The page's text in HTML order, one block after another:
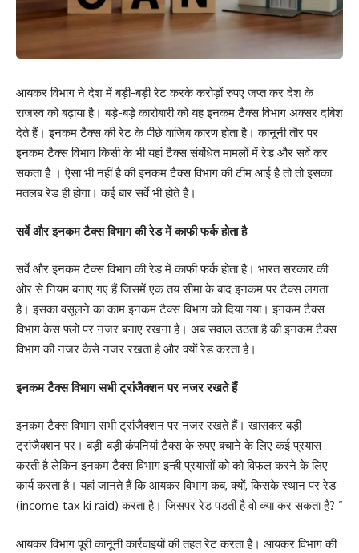
आयकर विभाग ने देश में बड़ी-बड़ी रेट करके करोड़ों रुपए जप्त कर देश के
राजस्व को बढ़ाया है। बड़े-बड़े कारोबारी को यह इनकम टैक्स विभाग अक्सर दबिश
देते हैं। इनकम टैक्स की रेट के पीछे वाजिब कारण होता है। कानूनी तौर पर
इनकम टैक्स विभाग किसी के भी यहां टैक्स संबंधित मामलों में रेड और सर्वे कर
सकता है । ऐसा भी नहीं है की इनकम टैक्स विभाग की टीम आई है तो तो इसका
मतलब रेड ही होगा। कई बार सर्वे भी होते हैं।
सर्वे और इनकम टैक्स विभाग की रेड में काफी फर्क होता है
सर्वे और इनकम टैक्स विभाग की रेड में काफी फर्क होता है। भारत सरकार की
ओर से नियम बनाए गए हैं जिसमें एक तय सीमा के बाद इनकम पर टैक्स लगता
है। इसका वसूलने का काम इनकम टैक्स विभाग को दिया गया। इनकम टैक्स
विभाग केस फ्लो पर नजर बनाए रखना है। अब सवाल उठता है की इनकम टैक्स
विभाग की नजर कैसे नजर रखता है और क्यों रेड करता है।
इनकम टैक्स विभाग सभी ट्रांजैक्शन पर नजर रखते हैं
इनकम टैक्स विभाग सभी ट्रांजैक्शन पर नजर रखते हैं। खासकर बड़ी
ट्रांजैक्शन पर। बड़ी-बड़ी कंपनियां टैक्स के रुपए बचाने के लिए कई प्रयास
करती है लेकिन इनकम टैक्स विभाग इन्ही प्रयासों को को विफल करने के लिए
कार्य करता है। यहां जानते हैं कि आयकर विभाग कब, क्यों, किसके स्थान पर रेड
(income tax ki raid) करता है। जिसपर रेड पड़ती है वो क्या कर सकता है? ”
आयकर विभाग पूरी कानूनी कार्रवाइयों की तहत रेट करता है। आयकर विभाग की